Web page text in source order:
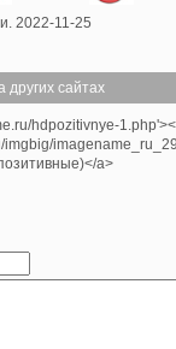
2022-11-25
сайтах
hdpozitivnye-
imgbig/
a>